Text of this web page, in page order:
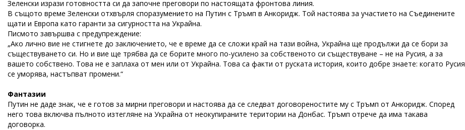
Зеленски изрази готовността си да започне преговори по настоящата фронтова линия.
В същото време Зеленски отхвърля споразумението на Путин с Тръмп в Анкоридж. Той настоява за участието на Съединените
щати и Европа като гаранти за сигурността на Украйна.
Писмото завършва с предупреждение:
„Ако лично вие не стигнете до заключението, че е време да се сложи край на тази война, Украйна ще продължи да се бори за
съществуването си. Но и вие ще трябва да се борите много по-усилено за собственото си съществуване – не на Русия, а за
вашето собствено. Това не е заплаха от мен или от Украйна. Това са факти от руската история, които добре знаете: когато Русия
се уморява, настъпват промени.“
Фантазии
Путин не даде знак, че е готов за мирни преговори и настоява да се следват договореностите му с Тръмп от Анкоридж. Според
него това включва пълното изтегляне на Украйна от неокупираните територии на Донбас. Тръмп отрече да има такава
договорка.